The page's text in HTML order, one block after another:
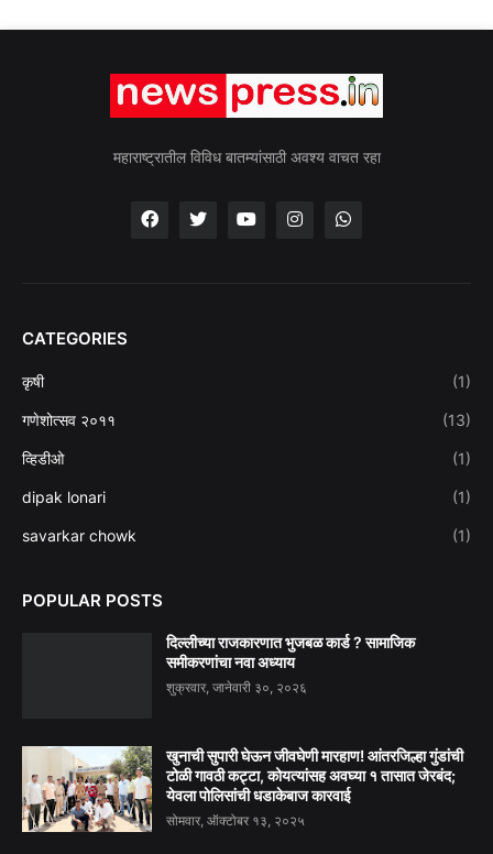
महाराष्ट्रातील विविध बातम्यांसाठी अवश्य वाचत रहा
CATEGORIES
कृषी (1)
गणेशोत्सव २०११ (13)
व्हिडीओ (1)
dipak lonari (1)
savarkar chowk (1)
POPULAR POSTS
दिल्लीच्या राजकारणात भुजबळ कार्ड ? सामाजिक
समीकरणांचा नवा अध्याय
शुक्रवार, जानेवारी ३०, २०२६
खुनाची सुपारी घेऊन जीवघेणी मारहाण! आंतरजिल्हा गुंडांची
टोळी गावठी कट्टा, कोयत्यांसह अवघ्या १ तासात जेरबंद;
येवला पोलिसांची धडाकेबाज कारवाई
सोमवार, ऑक्टोबर १३, २०२५